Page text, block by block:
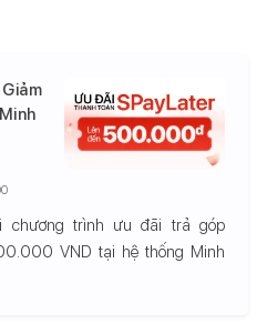
chương trình ưu đãi trả góp
VND tại hệ thống Minh